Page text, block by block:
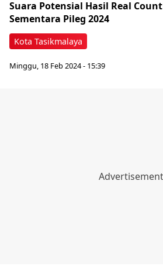
Kota Tasikmalaya
Suara Potensial Hasil Real Count
Sementara Pileg 2024
Minggu, 18 Feb 2024 - 15:39